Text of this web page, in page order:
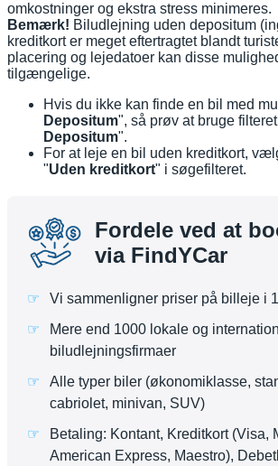
omkostninger og ekstra stress minimeres.
Bemærk! Biludlejning uden depositum
kreditkort er meget eftertragtet blandt
placering og lejedatoer kan disse
tilgængelige.
Hvis du ikke kan finde en bil med
Depositum", så prøv at bruge
Depositum".
For at leje en bil uden kreditkort,
"Uden kreditkort" i søgefilteret.
Fordele ved at
via FindYCar
Vi sammenligner priser på billeje i
Mere end 1000 lokale og
biludlejningsfirmaer
Alle typer biler (økonomiklasse,
cabriolet, minivan, SUV)
Betaling: Kontant, Kreditkort (Visa,
American Express, Maestro),